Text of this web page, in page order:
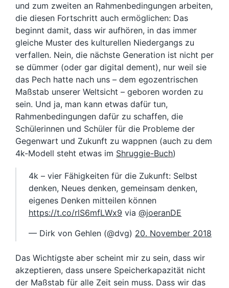
und zum zweiten an Rahmenbedingungen arbeiten,
die diesen Fortschritt auch ermöglichen: Das
beginnt damit, dass wir aufhören, in das immer
gleiche Muster des kulturellen Niedergangs zu
verfallen. Nein, die nächste Generation ist nicht per
se dümmer (oder gar digital dement), nur weil sie
das Pech hatte nach uns – dem egozentrischen
Maßstab unserer Weltsicht – geboren worden zu
sein. Und ja, man kann etwas dafür tun,
Rahmenbedingungen dafür zu schaffen, die
Schülerinnen und Schüler für die Probleme der
Gegenwart und Zukunft zu wappnen (auch zu dem
4k-Modell steht etwas im Shruggie-Buch)
4k – vier Fähigkeiten für die Zukunft: Selbst
denken, Neues denken, gemeinsam denken,
eigenes Denken mitteilen können
https://t.co/rlS6mfLWx9 via @joeranDE
— Dirk von Gehlen (@dvg) 20. November 2018
Das Wichtigste aber scheint mir zu sein, dass wir
akzeptieren, dass unsere Speicherkapazität nicht
der Maßstab für alle Zeit sein muss. Dass wir das